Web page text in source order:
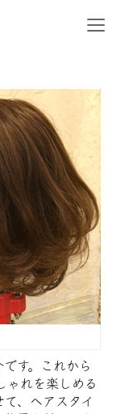
す。これから
ゃれを楽しめる
、ヘアスタイ